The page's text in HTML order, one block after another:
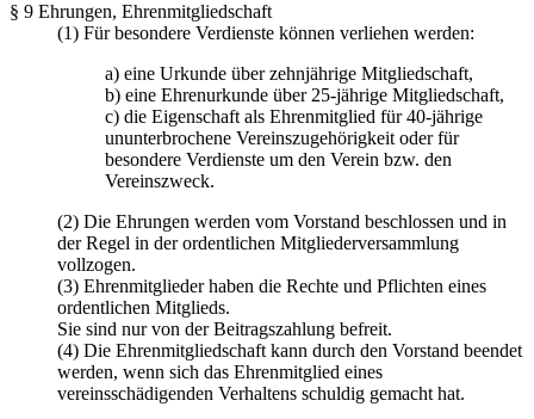
§ 9 Ehrungen, Ehrenmitgliedschaft
(1) Für besondere Verdienste können verliehen werden:
a) eine Urkunde über zehnjährige Mitgliedschaft,
b) eine Ehrenurkunde über 25-jährige Mitgliedschaft,
c) die Eigenschaft als Ehrenmitglied für 40-jährige
ununterbrochene Vereinszugehörigkeit oder für
besondere Verdienste um den Verein bzw. den
Vereinszweck.
(2) Die Ehrungen werden vom Vorstand beschlossen und in
der Regel in der ordentlichen Mitgliederversammlung
vollzogen.
(3) Ehrenmitglieder haben die Rechte und Pflichten eines
ordentlichen Mitglieds.
Sie sind nur von der Beitragszahlung befreit.
(4) Die Ehrenmitgliedschaft kann durch den Vorstand beendet
werden, wenn sich das Ehrenmitglied eines
vereinsschädigenden Verhaltens schuldig gemacht hat.